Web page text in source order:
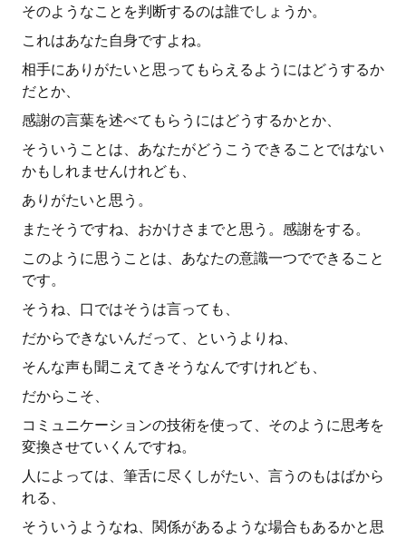
そのようなことを判断するのは誰でしょうか。
これはあなた自身ですよね。
相手にありがたいと思ってもらえるようにはどうするか
だとか、
感謝の言葉を述べてもらうにはどうするかとか、
そういうことは、あなたがどうこうできることではない
かもしれませんけれども、
ありがたいと思う。
またそうですね、おかけさまでと思う。感謝をする。
このように思うことは、あなたの意識一つでできること
です。
そうね、口ではそうは言っても、
だからできないんだって、というよりね、
そんな声も聞こえてきそうなんですけれども、
だからこそ、
コミュニケーションの技術を使って、そのように思考を
変換させていくんですね。
人によっては、筆舌に尽くしがたい、言うのもはばから
れる、
そういうようなね、関係があるような場合もあるかと思